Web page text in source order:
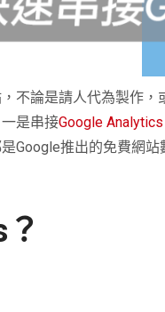
不論是請人代為製作
是串接Google Analytics
Google推出的免費網站
？